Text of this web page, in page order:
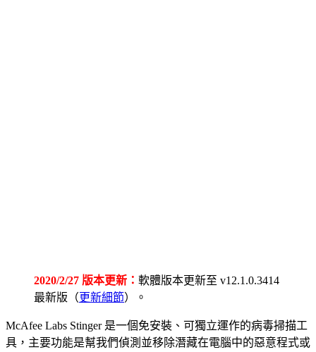
2020/2/27 版本更新： 軟體版本更新至 v12.1.0.3414
最新版（更新細節）。
McAfee Labs Stinger 是一個免安裝、可獨立運作的病毒掃描工
具，主要功能是幫我們偵測並移除潛藏在電腦中的惡意程式或